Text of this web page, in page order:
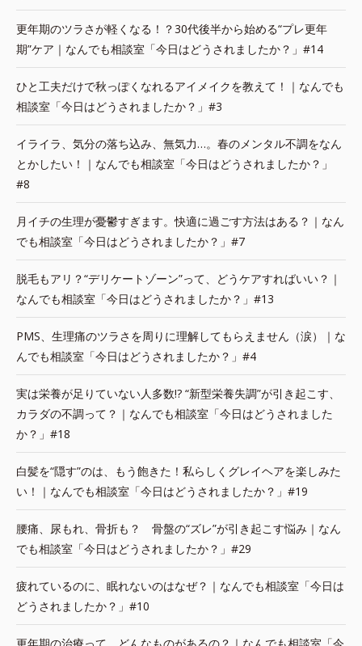
更年期のツラさが軽くなる！？30代後半から始める“プレ更年
期”ケア｜なんでも相談室「今日はどうされましたか？」#14
ひと工夫だけで秋っぽくなれるアイメイクを教えて！｜なんでも
相談室「今日はどうされましたか？」#3
イライラ、気分の落ち込み、無気力…。春のメンタル不調をなん
とかしたい！｜なんでも相談室「今日はどうされましたか？」
#8
月イチの生理が憂鬱すぎます。快適に過ごす方法はある？｜なん
でも相談室「今日はどうされましたか？」#7
脱毛もアリ？“デリケートゾーン”って、どうケアすればいい？｜
なんでも相談室「今日はどうされましたか？」#13
PMS、生理痛のツラさを周りに理解してもらえません（涙）｜な
んでも相談室「今日はどうされましたか？」#4
実は栄養が足りていない人多数!? “新型栄養失調”が引き起こす、
カラダの不調って？｜なんでも相談室「今日はどうされました
か？」#18
白髪を“隠す”のは、もう飽きた！私らしくグレイヘアを楽しみた
い！｜なんでも相談室「今日はどうされましたか？」#19
腰痛、尿もれ、骨折も？ 骨盤の“ズレ”が引き起こす悩み｜なん
でも相談室「今日はどうされましたか？」#29
疲れているのに、眠れないのはなぜ？｜なんでも相談室「今日は
どうされましたか？」#10